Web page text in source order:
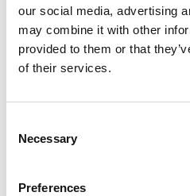
our social media, advertising
may combine it with other
provided to them or that
of their services.
Selection
Necessary
Preferences
cherchent
acheteurs. Explorez les
Spoki pour voir comment
revenir les clients saison
Notifications de